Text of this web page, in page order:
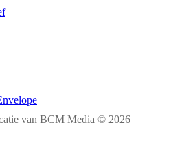
van BCM Media © 2026